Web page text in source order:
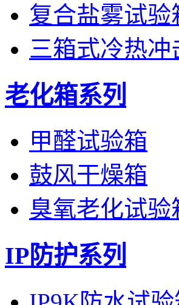
复合盐雾试验
三箱式冷热冲
老化箱系列
甲醛试验箱
鼓风干燥箱
臭氧老化试验
IP防护系列